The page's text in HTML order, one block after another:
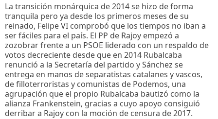
La transición monárquica de 2014 se hizo de forma
tranquila pero ya desde los primeros meses de su
reinado, Felipe VI comprobó que los tiempos no iban a
ser fáciles para el país. El PP de Rajoy empezó a
zozobrar frente a un PSOE liderado con un respaldo de
votos decreciente desde que en 2014 Rubalcaba
renunció a la Secretaría del partido y Sánchez se
entrega en manos de separatistas catalanes y vascos,
de filloterroristas y comunistas de Podemos, una
agrupación que el propio Rubalcaba bautizó como la
alianza Frankenstein, gracias a cuyo apoyo consiguió
derribar a Rajoy con la moción de censura de 2017.